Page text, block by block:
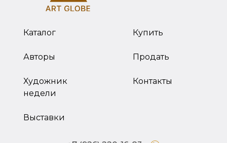
Каталог
Авторы
Художник
недели
Выставки
Купить
Продать
Контакты